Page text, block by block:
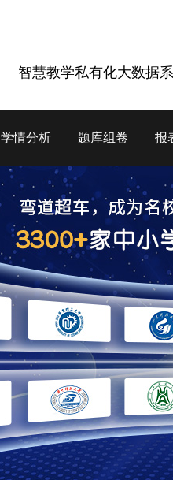
智慧教学私有化大数据
学情分析 题库组卷 报